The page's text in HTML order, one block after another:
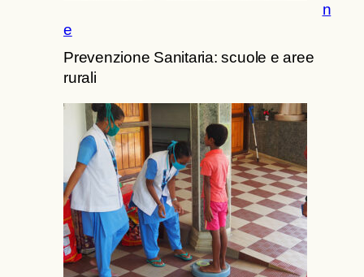
n
e
Prevenzione Sanitaria: scuole e aree
rurali